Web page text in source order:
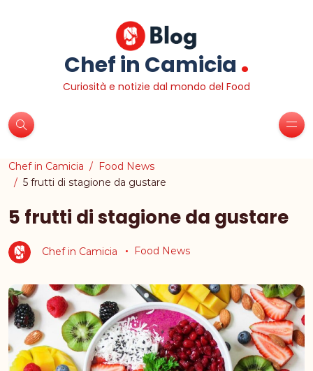
Chef in Camicia .
Curiosità e notizie dal mondo del Food
Chef in Camicia
Food News
5 frutti di stagione da gustare
5 frutti di stagione da gustare
Chef in Camicia Food News